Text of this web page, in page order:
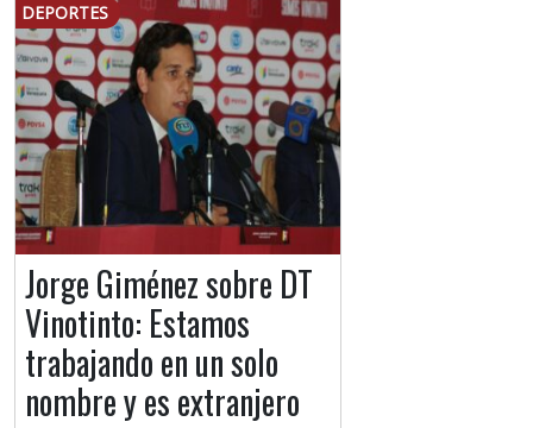
DEPORTES
Jorge Giménez sobre DT
Vinotinto: Estamos
trabajando en un solo
nombre y es extranjero